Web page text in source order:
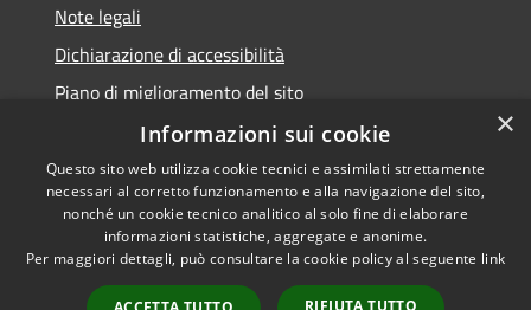
Note legali
Dichiarazione di accessibilità
Piano di miglioramento del sito
Accessibilità
Privacy
Copyright © 2026 • Comune di
Baiso • Powered by
Municipium•Accesso
redazione
×
Informazioni sui cookie
Questo sito web utilizza cookie tecnici e assimilati strettamente
necessari al corretto funzionamento e alla navigazione del sito,
nonché un cookie tecnico analitico al solo fine di elaborare
informazioni statistiche, aggregate e anonime.
Per maggiori dettagli, può consultare la cookie policy al seguente link
RIFIUTA TUTTO